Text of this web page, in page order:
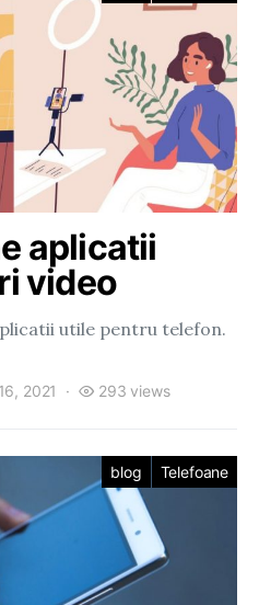
aplicatii
video
utile pentru telefon.
2021 293 views
blog Telefoane